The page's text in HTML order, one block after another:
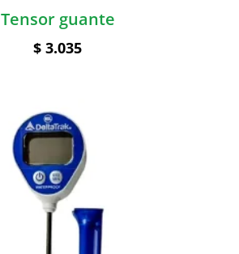
Tensor guante
$ 3.035